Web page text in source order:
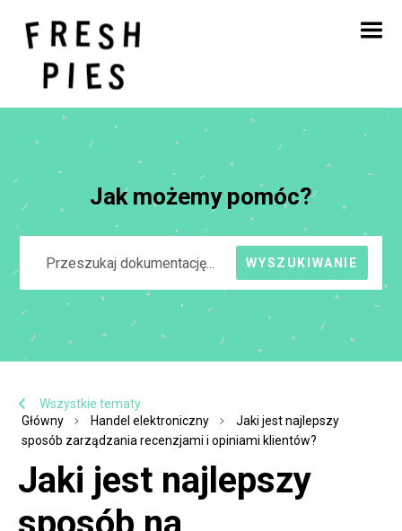
Strona główna
O
Czym się zajmujemy
Nasza praca
Jak możemy pomóc?
WYSZUKIWANIE
Wszystkie tematy
Główny
Handel elektroniczny
Jaki jest najlepszy
sposób zarządzania recenzjami i opiniami klientów?
Jaki jest najlepszy